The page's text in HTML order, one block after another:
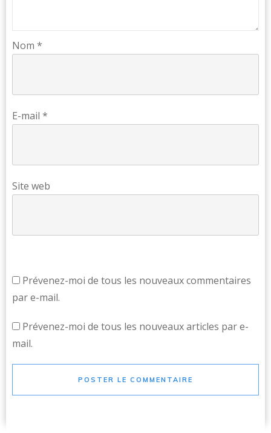
Nom *
E-mail *
Site web
Prévenez-moi de tous les nouveaux commentaires
par e-mail.
Prévenez-moi de tous les nouveaux articles par e-
mail.
POSTER LE COMMENTAIRE